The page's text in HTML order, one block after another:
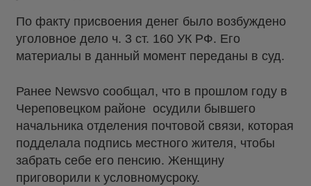
По факту присвоения денег было возбуждено
уголовное дело ч. 3 ст. 160 УК РФ. Его
материалы в данный момент переданы в суд.
Ранее Newsvo сообщал, что в прошлом году в
Череповецком районе осудили бывшего
начальника отделения почтовой связи, которая
подделала подпись местного жителя, чтобы
забрать себе его пенсию. Женщину
приговорили к условномусроку.